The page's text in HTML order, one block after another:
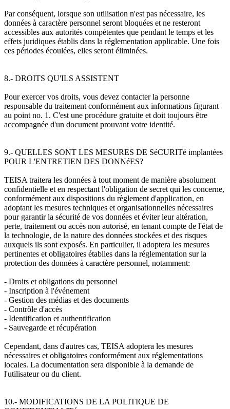
Par conséquent, lorsque son utilisation n'est pas nécessaire, les
données à caractère personnel seront bloquées et ne resteront
accessibles aux autorités compétentes que pendant le temps et les
effets juridiques établis dans la réglementation applicable. Une fois
ces périodes écoulées, elles seront éliminées.
8.- DROITS QU'ILS ASSISTENT
Pour exercer vos droits, vous devez contacter la personne
responsable du traitement conformément aux informations figurant
au point no. 1. C'est une procédure gratuite et doit toujours être
accompagnée d'un document prouvant votre identité.
9.- QUELLES SONT LES MESURES DE SéCURITé implantées
POUR L'ENTRETIEN DES DONNéES?
TEISA traitera les données à tout moment de manière absolument
confidentielle et en respectant l'obligation de secret qui les concerne,
conformément aux dispositions du règlement d'application, en
adoptant les mesures techniques et organisationnelles nécessaires
pour garantir la sécurité de vos données et éviter leur altération,
perte, traitement ou accès non autorisé, en tenant compte de l'état de
la technologie, de la nature des données stockées et des risques
auxquels ils sont exposés. En particulier, il adoptera les mesures
pertinentes et obligatoires établies dans la réglementation sur la
protection des données à caractère personnel, notamment:
- Droits et obligations du personnel
- Inscription à l'événement
- Gestion des médias et des documents
- Contrôle d'accès
- Identification et authentification
- Sauvegarde et récupération
Cependant, dans d'autres cas, TEISA adoptera les mesures
nécessaires et obligatoires conformément aux réglementations
locales. La documentation sera disponible à la demande de
l'utilisateur ou du client.
10.- MODIFICATIONS DE LA POLITIQUE DE